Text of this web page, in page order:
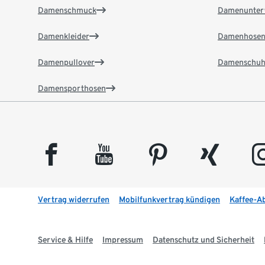
Damenschmuck
Damenkleider
Damenpullover
Damensporthosen
Damenhosen
facebook youtube pinterest xing
Vertrag widerrufen Mobilfunkvertrag kündigen Kaffee-
Service & Hilfe Impressum Datenschutz und Sicherheit